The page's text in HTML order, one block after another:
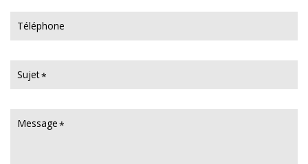
Téléphone
Sujet
Message